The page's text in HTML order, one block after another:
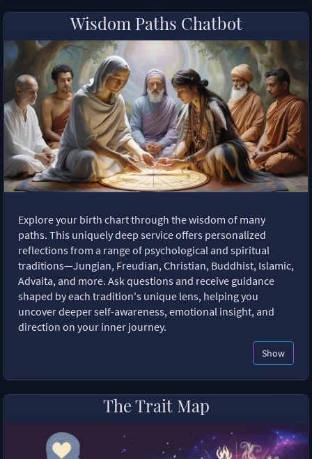
Wisdom Paths Chatbot
Explore your birth chart through the wisdom of many
paths. This uniquely deep service offers personalized
reflections from a range of psychological and spiritual
traditions—Jungian, Freudian, Christian, Buddhist, Islamic,
Advaita, and more. Ask questions and receive guidance
shaped by each tradition's unique lens, helping you
uncover deeper self-awareness, emotional insight, and
direction on your inner journey.
Show
The Trait Map